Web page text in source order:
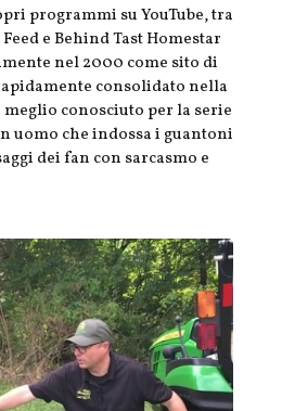
programmi su YouTube, tra
e Behind Tast Homestar
nel 2000 come sito di
consolidato nella
conosciuto per la serie
uomo che indossa i guantoni
dei fan con sarcasmo e